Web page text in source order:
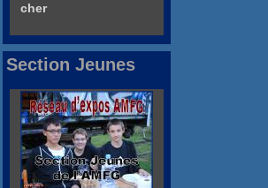
cher
Section Jeunes